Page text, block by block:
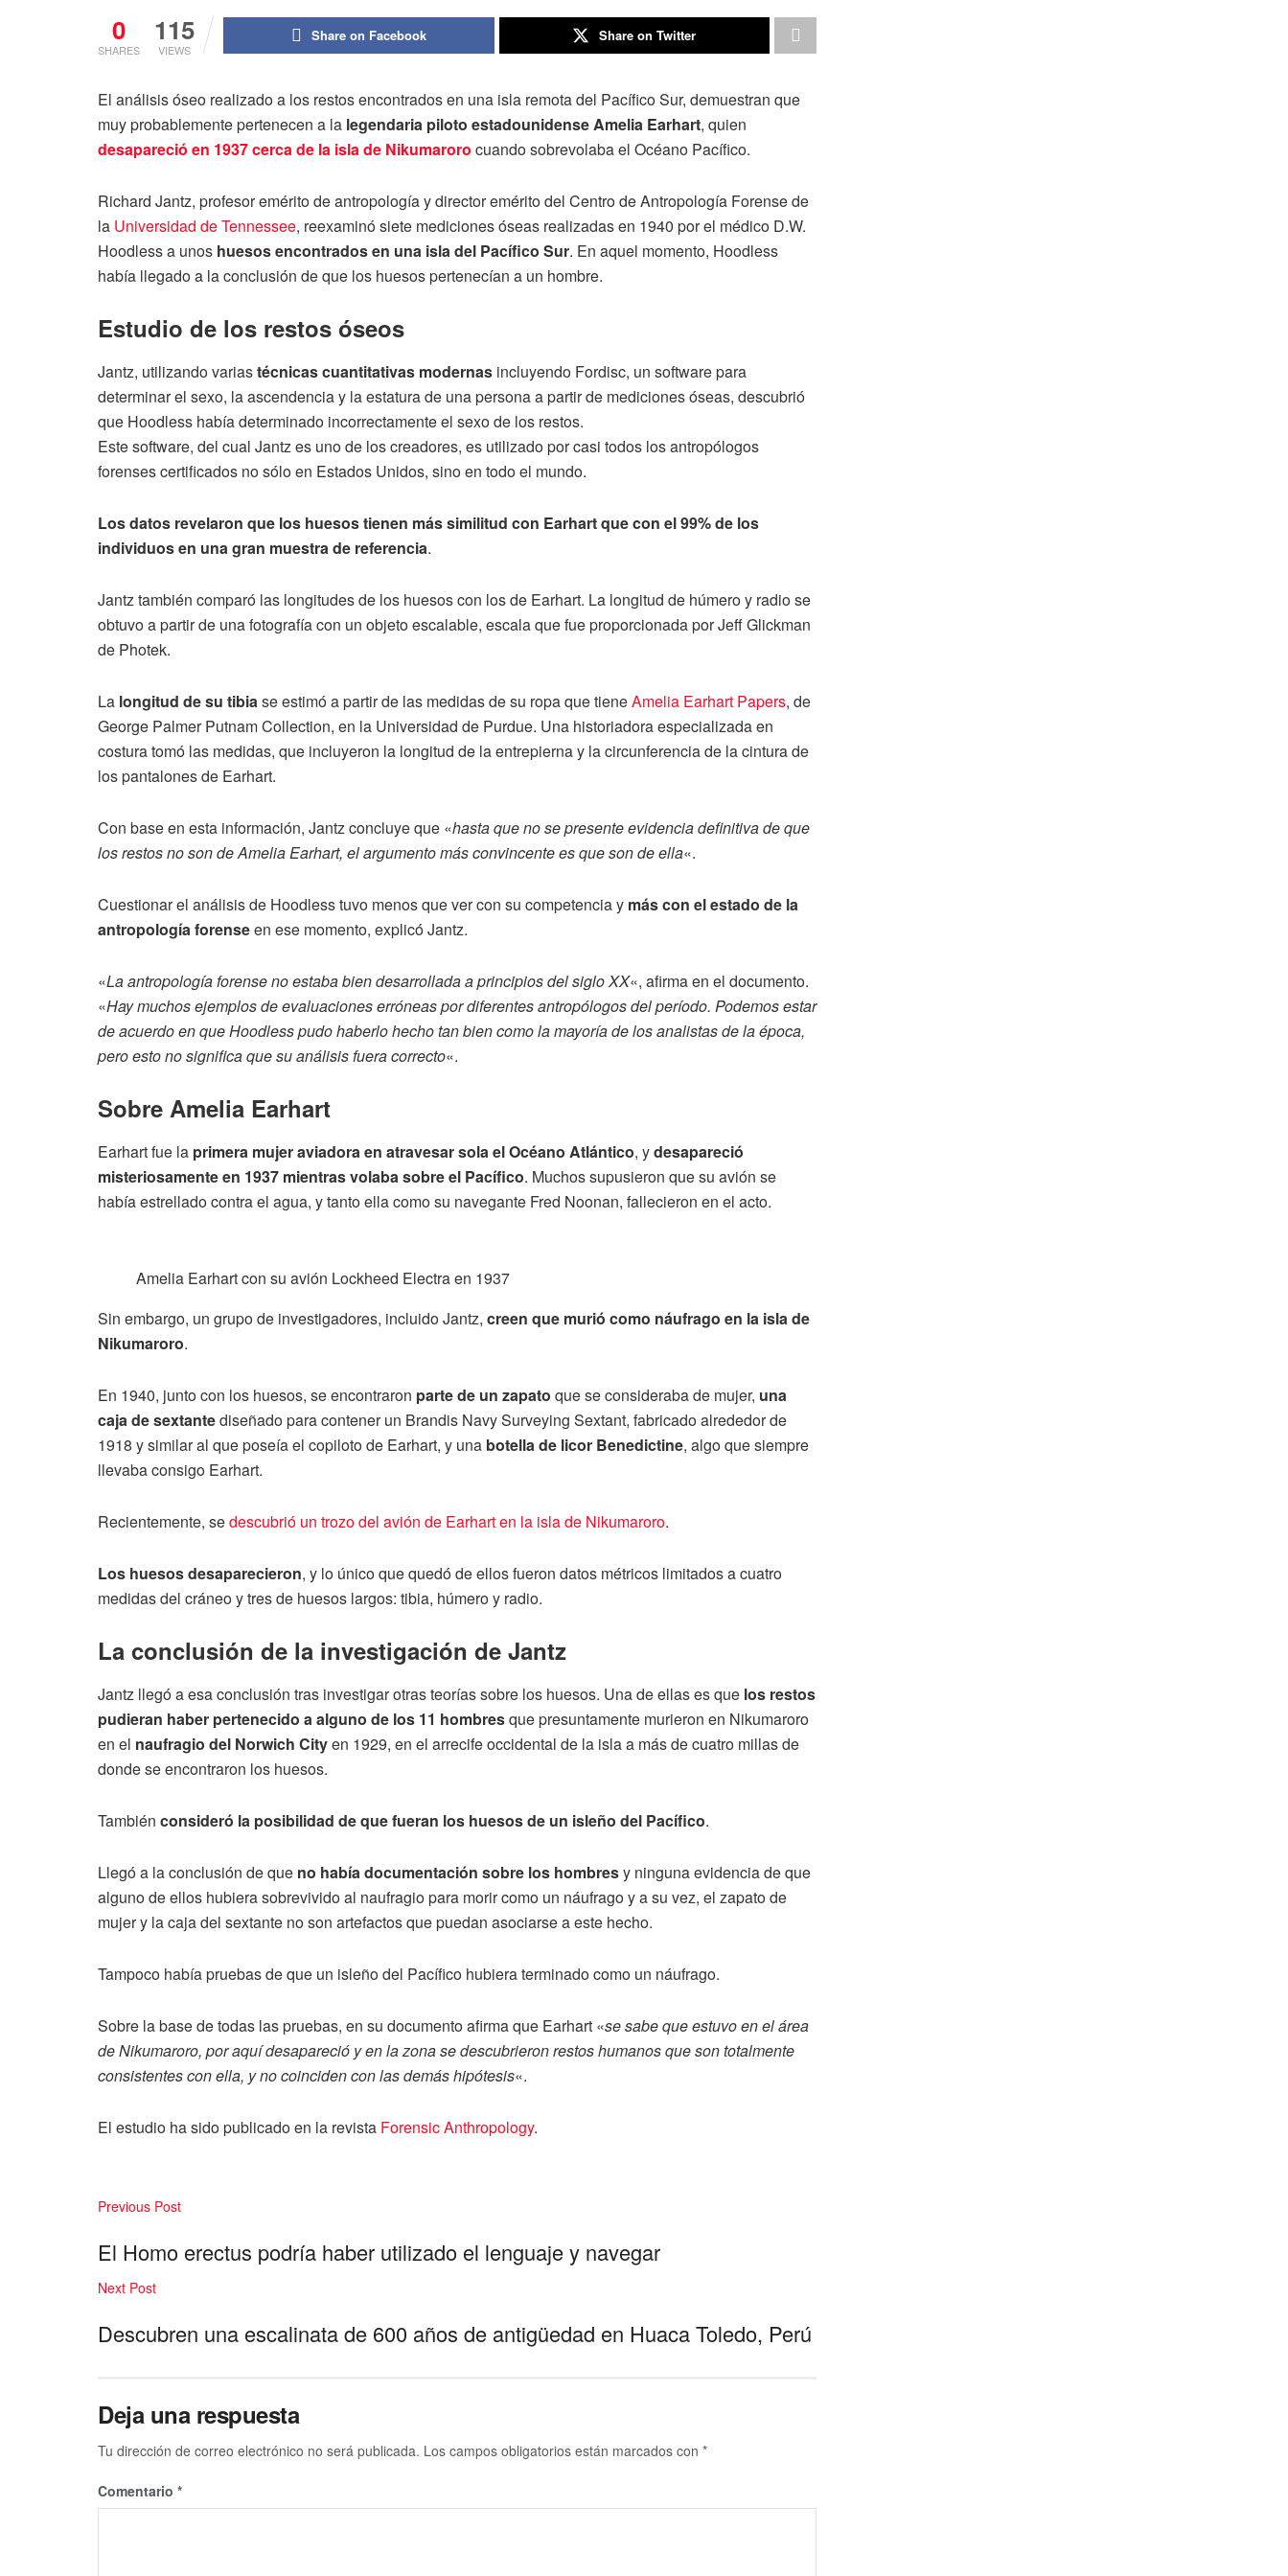
0
SHARES
115
VIEWS
Share on Facebook Share on Twitter
El análisis óseo realizado a los restos encontrados en una isla remota del Pacífico Sur, demuestran que
muy probablemente pertenecen a la legendaria piloto estadounidense Amelia Earhart, quien
desapareció en 1937 cerca de la isla de Nikumaroro cuando sobrevolaba el Océano Pacífico.
Richard Jantz, profesor emérito de antropología y director emérito del Centro de Antropología Forense de
la Universidad de Tennessee, reexaminó siete mediciones óseas realizadas en 1940 por el médico D.W.
Hoodless a unos huesos encontrados en una isla del Pacífico Sur. En aquel momento, Hoodless
había llegado a la conclusión de que los huesos pertenecían a un hombre.
Estudio de los restos óseos
Jantz, utilizando variastécnicas cuantitativas modernas incluyendo Fordisc, un software para
determinar el sexo, la ascendencia y la estatura de una persona a partir de mediciones óseas, descubrió
que Hoodless había determinado incorrectamente el sexo de los restos.
Este software, del cual Jantz es uno de los creadores, es utilizado por casi todos los antropólogos
forenses certificados no sólo en Estados Unidos, sino en todo el mundo.
Los datos revelaron que los huesos tienen más similitud con Earhart que con el 99% de los
individuos en una gran muestra de referencia.
Jantz también comparó las longitudes de los huesos con los de Earhart. La longitud de húmero y radio se
obtuvo a partir de una fotografía con un objeto escalable, escala que fue proporcionada por Jeff Glickman
de Photek.
La longitud de su tibiase estimó a partir de las medidas de su ropa que tieneAmelia Earhart Papers, de
George Palmer Putnam Collection, en la Universidad de Purdue. Una historiadora especializada en
costura tomó las medidas, que incluyeron la longitud de la entrepierna y la circunferencia de la cintura de
los pantalones de Earhart.
Con base en esta información, Jantz concluye que «hasta que no se presente evidencia definitiva de que
los restos no son de Amelia Earhart, el argumento más convincente es que son de ella«.
Cuestionar el análisis de Hoodless tuvo menos que ver con su competencia y más con el estado de la
antropología forenseen ese momento, explicó Jantz.
«La antropología forense no estaba bien desarrollada a principios del siglo XX«, afirma en el documento.
«Hay muchos ejemplos de evaluaciones erróneas por diferentes antropólogos del período. Podemos estar
de acuerdo en que Hoodless pudo haberlo hecho tan bien como la mayoría de los analistas de la época,
pero esto no significa que su análisis fuera correcto«.
Sobre Amelia Earhart
Earhart fue la primera mujer aviadora en atravesar sola el Océano Atlántico, ydesapareció
misteriosamente en 1937 mientras volaba sobre el Pacífico. Muchos supusieron que su avión se
había estrellado contra el agua, y tanto ella como su navegante Fred Noonan, fallecieron en el acto.
Amelia Earhart con su avión Lockheed Electra en 1937
Sin embargo, un grupo de investigadores, incluido Jantz, creen que murió como náufrago en la isla de
Nikumaroro.
En 1940, junto con los huesos, se encontraron parte de un zapato que se consideraba de mujer, una
caja de sextantediseñado para contener un Brandis Navy Surveying Sextant, fabricado alrededor de
1918 y similar al que poseía el copiloto de Earhart, y una botella de licor Benedictine, algo que siempre
llevaba consigo Earhart.
Recientemente, sedescubrió un trozo del avión de Earhart en la isla de Nikumaroro.
Los huesos desaparecieron, y lo único que quedó de ellos fueron datos métricos limitados a cuatro
medidas del cráneo y tres de huesos largos: tibia, húmero y radio.
La conclusión de la investigación de Jantz
Jantz llegó a esa conclusión tras investigar otras teorías sobre los huesos. Una de ellas es que los restos
pudieran haber pertenecido a alguno de los 11 hombresque presuntamente murieron en Nikumaroro
en el naufragio del Norwich Cityen 1929, en el arrecife occidental de la isla a más de cuatro millas de
donde se encontraron los huesos.
También consideró la posibilidad de que fueran los huesos de un isleño del Pacífico.
Llegó a la conclusión de que no había documentación sobre los hombresy ninguna evidencia de que
alguno de ellos hubiera sobrevivido al naufragio para morir como un náufrago y a su vez, el zapato de
mujer y la caja del sextante no son artefactos que puedan asociarse a este hecho.
Tampoco había pruebas de que un isleño del Pacífico hubiera terminado como un náufrago.
Sobre la base de todas las pruebas, en su documento afirma que Earhart «se sabe que estuvo en el área
de Nikumaroro, por aquí desapareció y en la zona se descubrieron restos humanos que son totalmente
consistentes con ella, y no coinciden con las demás hipótesis«.
El estudio ha sido publicado en la revista Forensic Anthropology.
Previous Post
El Homo erectus podría haber utilizado el lenguaje y navegar
Next Post
Descubren una escalinata de 600 años de antigüedad en Huaca Toledo, Perú
Deja una respuesta
Tu dirección de correo electrónico no será publicada. Los campos obligatorios están marcados con *
Comentario *